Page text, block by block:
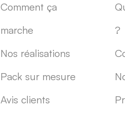
Comment ça
marche
Nos réalisations
Pack sur mesure
Avis clients
?